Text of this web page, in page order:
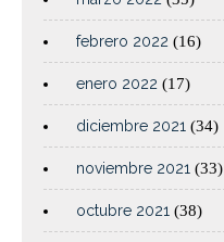
febrero 2022 (16)
enero 2022 (17)
diciembre 2021 (34)
noviembre 2021 (33)
octubre 2021 (38)